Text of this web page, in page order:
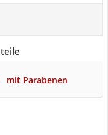
mit Parabenen